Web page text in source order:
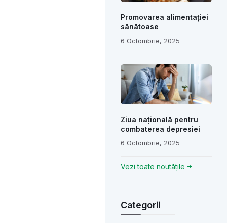
Promovarea alimentației
sănătoase
6 Octombrie, 2025
Ziua națională pentru
combaterea depresiei
6 Octombrie, 2025
Vezi toate noutățile
Categorii